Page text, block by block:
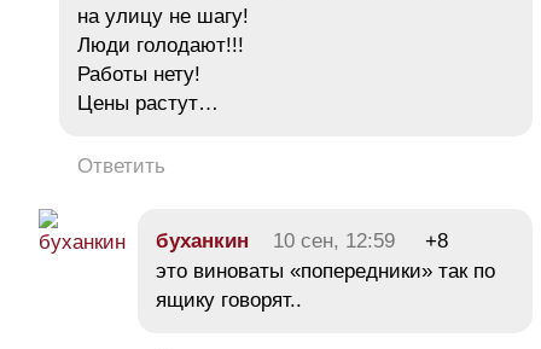
на улицу не шагу!
Люди голодают!!!
Работы нету!
Цены растут…
Ответить
буханкин 10 сен, 12:59
+8
это виноваты «попередники» так по
ящику говорят..